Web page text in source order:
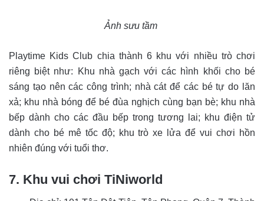
Ảnh sưu tầm
Playtime Kids Club chia thành 6 khu với nhiều trò chơi
riêng biệt như: Khu nhà gạch với các hình khối cho bé
sáng tạo nên các công trình; nhà cát để các bé tự do lăn
xả; khu nhà bóng để bé đùa nghịch cùng bạn bè; khu nhà
bếp dành cho các đầu bếp trong tương lai; khu điện tử
dành cho bé mê tốc độ; khu trò xe lửa để vui chơi hồn
nhiên đúng với tuổi thơ.
7. Khu vui chơi TiNiworld